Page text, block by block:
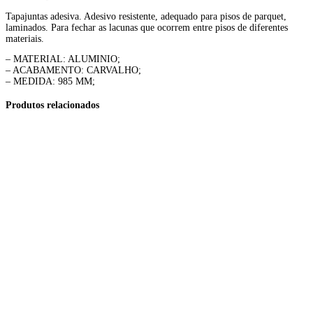
Tapajuntas adesiva. Adesivo resistente, adequado para pisos de parquet,
laminados. Para fechar as lacunas que ocorrem entre pisos de diferentes
materiais.
– MATERIAL: ALUMINIO;
– ACABAMENTO: CARVALHO;
– MEDIDA: 985 MM;
Produtos relacionados